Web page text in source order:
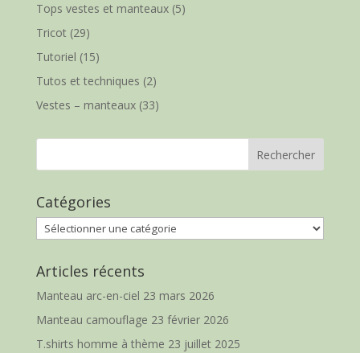
Tops vestes et manteaux(5)
Tricot(29)
Tutoriel (15)
Tutos et techniques (2)
Vestes – manteaux(33)
Catégories
Catégories
Articles récents
Manteau arc-en-ciel 23 mars 2026
Manteau camouflage 23 février 2026
T.shirts homme à thème 23 juillet 2025